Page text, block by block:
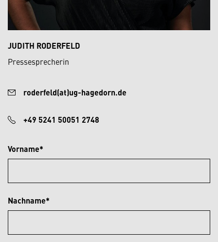
JUDITH RODERFELD
Pressesprecherin
roderfeld(at)ug-hagedorn.de
+49 5241 50051 2748
Vorname*
Nachname*